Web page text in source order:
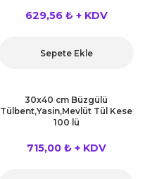
629,56 ₺ + KDV
Sepete Ekle
30x40 cm Büzgülü
Tülbent,Yasin,Mevlüt Tül Kese
100 lü
715,00 ₺ + KDV